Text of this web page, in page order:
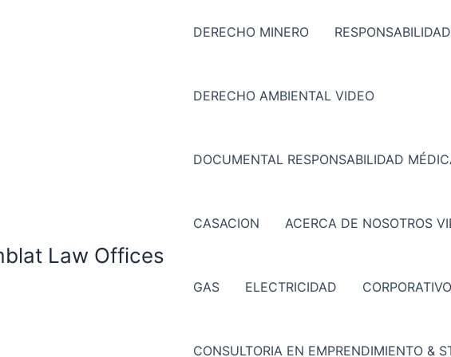
Law Offices
DERECHO MINERO
DERECHO AMBIENTAL VIDEO
DOCUMENTAL RESPONSABILIDAD
CASACION ACERCA DE NOSOTROS
GAS ELECTRICIDAD CORPORATIVO
CONSULTORIA EN EMPRENDIMIENTO &